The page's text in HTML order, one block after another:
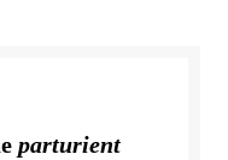
parturient